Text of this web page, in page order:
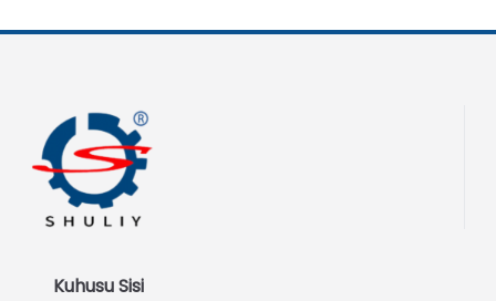
Kuhusu Sisi